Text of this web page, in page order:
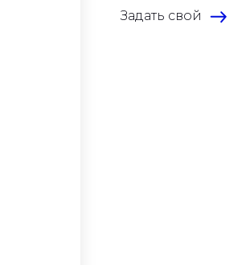
Задать свой